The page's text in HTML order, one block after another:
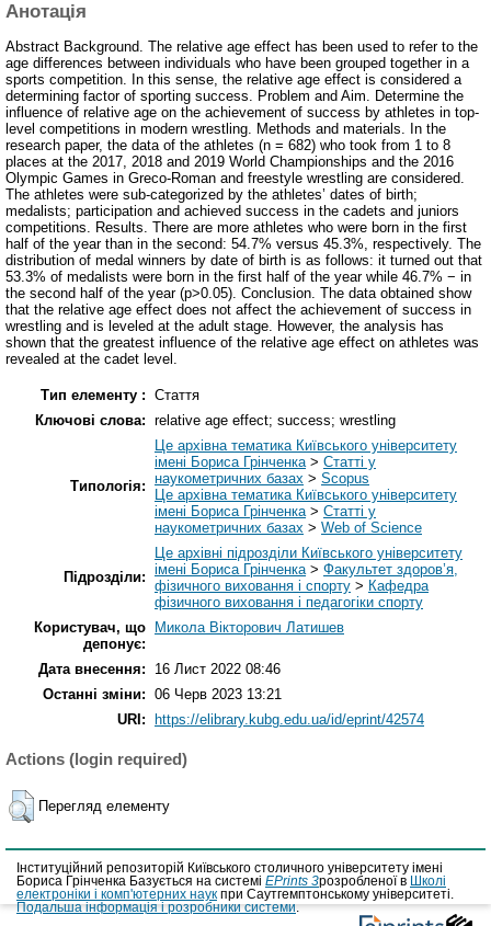
Анотація
Abstract Background. The relative age effect has been used to refer to the
age differences between individuals who have been grouped together in a
sports competition. In this sense, the relative age effect is considered a
determining factor of sporting success. Problem and Aim. Determine the
influence of relative age on the achievement of success by athletes in top-
level competitions in modern wrestling. Methods and materials. In the
research paper, the data of the athletes (n = 682) who took from 1 to 8
places at the 2017, 2018 and 2019 World Championships and the 2016
Olympic Games in Greco-Roman and freestyle wrestling are considered.
The athletes were sub-categorized by the athletes’ dates of birth;
medalists; participation and achieved success in the cadets and juniors
competitions. Results. There are more athletes who were born in the first
half of the year than in the second: 54.7% versus 45.3%, respectively. The
distribution of medal winners by date of birth is as follows: it turned out that
53.3% of medalists were born in the first half of the year while 46.7% − in
the second half of the year (p>0.05). Conclusion. The data obtained show
that the relative age effect does not affect the achievement of success in
wrestling and is leveled at the adult stage. However, the analysis has
shown that the greatest influence of the relative age effect on athletes was
revealed at the cadet level.
Тип елементу : Стаття
Ключові слова: relative age effect; success; wrestling
Типологія:
Це архівна тематика Київського університету
імені Бориса Грінченка> Статті у
наукометричних базах > Scopus
Це архівна тематика Київського університету
імені Бориса Грінченка> Статті у
наукометричних базах > Web of Science
Підрозділи:
Це архівні підрозділи Київського університету
імені Бориса Грінченка> Факультет здоров’я,
фізичного виховання і спорту > Кафедра
фізичного виховання і педагогіки спорту
Користувач, що
депонує:
Микола Вікторович Латишев
Дата внесення:
16 Лист 2022 08:46
Останні зміни: 06 Черв 2023 13:21
URI:
https://elibrary.kubg.edu.ua/id/eprint/42574
Actions (login required)
Перегляд елементу
Інституційний репозиторій Київського столичного університету імені
Бориса Грінченка Базується на системі EPrints 3розробленої в
Школі
електроніки і комп'ютерних наук при Саутгемптонському університеті.
Подальша інформація і розробники системи.